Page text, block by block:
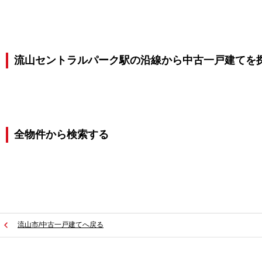
流山セントラルパーク駅の沿線から中古一戸建てを
全物件から検索する
流山市/中古一戸建てへ戻る